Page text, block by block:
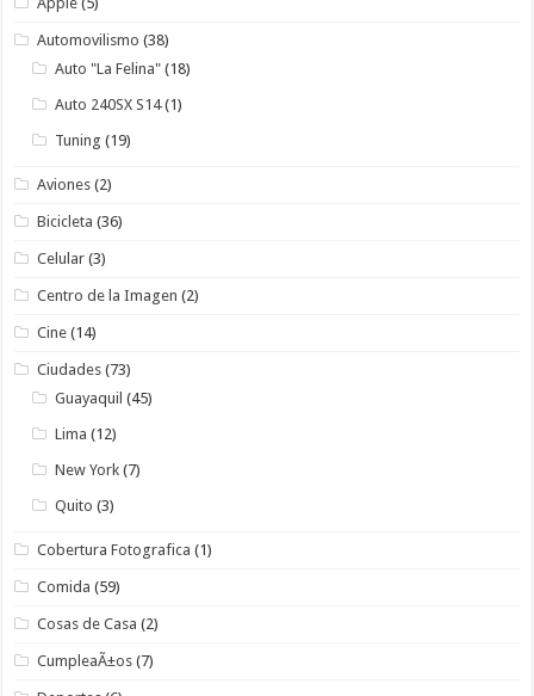
Automovilismo (38)
Auto "La Felina" (18)
Auto 240SX S14(1)
Tuning (19)
Aviones (2)
Bicicleta (36)
Celular (3)
Centro de la Imagen (2)
Cine (14)
Ciudades (73)
Guayaquil (45)
Lima (12)
New York (7)
Quito (3)
Cobertura Fotografica (1)
Comida (59)
Cosas de Casa (2)
CumpleaÃ±os (7)